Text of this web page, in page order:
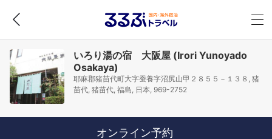
いろり湯の宿 大阪屋 (Irori Yunoyado
Osakaya)
耶麻郡猪苗代町大字蚕養字沼尻山甲２８５５－１３８, 猪
苗代, 猪苗代, 福島, 日本, 969-2752
オンライン予約